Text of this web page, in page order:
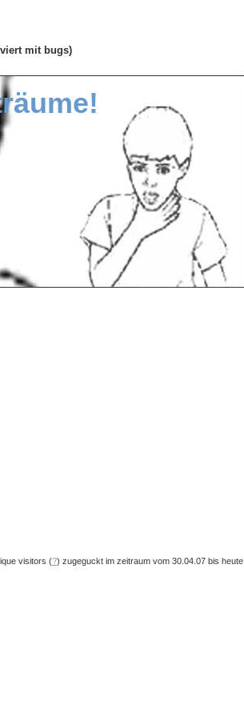
mit bugs)
visitors (?) zugeguckt im zeitraum vom 30.04.07 bis heute.